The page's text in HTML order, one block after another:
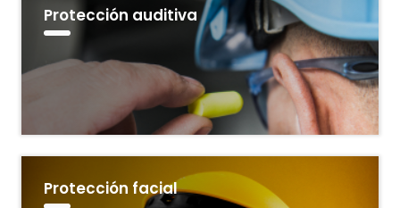
Protección auditiva
Protección facial